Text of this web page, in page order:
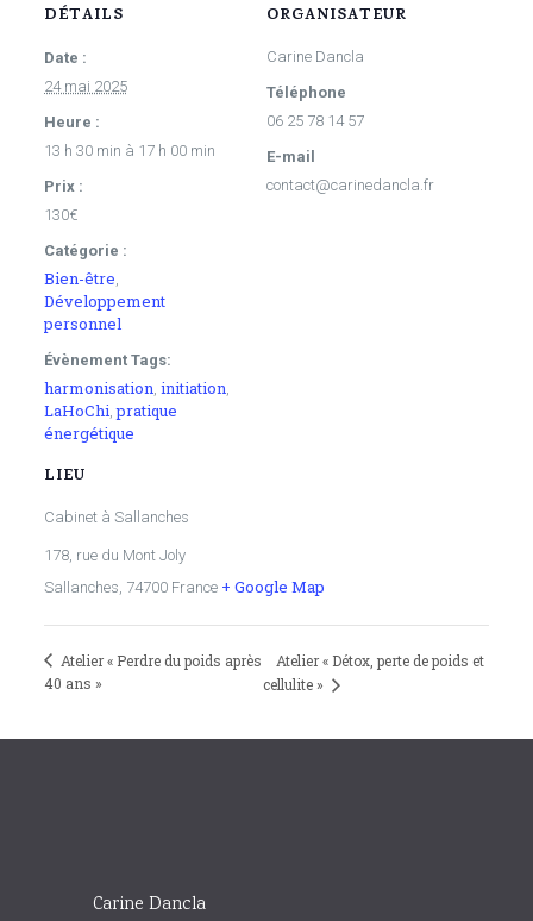
DÉTAILS
Date :
24 mai 2025
Heure :
13 h 30 min à 17 h 00 min
Prix :
130€
Catégorie :
Bien-être
Développement
personnel
Évènement Tags:
harmonisation initiation
LaHoChi ,pratique
énergétique
LIEU
Cabinet à Sallanches
178, rue du Mont Joly
Sallanches 74700 France + Google Map
ORGANISATEUR
Carine Dancla
Téléphone
06 25 78 14 57
E-mail
contact@carinedancla.fr
Atelier « Perdre du poids après
40 ans »
Atelier « Détox, perte de poids et
cellulite »
Carine Dancla